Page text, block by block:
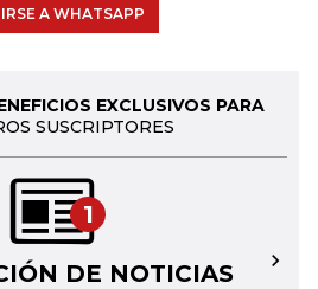
A WHATSAPP
EXCLUSIVOS PARA
SUSCRIPTORES
1
DE NOTICIAS →